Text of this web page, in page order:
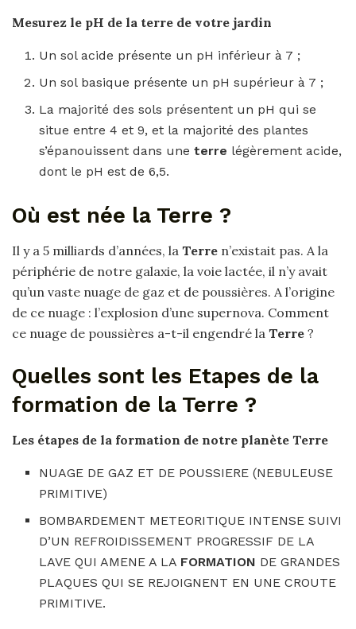
Mesurez le pH de la terre de votre jardin
Un sol acide présente un pH inférieur à 7 ;
Un sol basique présente un pH supérieur à 7 ;
La majorité des sols présentent un pH qui se
situe entre 4 et 9, et la majorité des plantes
s’épanouissent dans uneterre légèrement acide,
dont le pH est de 6,5.
Où est née la Terre ?
Il y a 5 milliards d’années, la Terre n’existait pas. A la
périphérie de notre galaxie, la voie lactée, il n’y avait
qu’un vaste nuage de gaz et de poussières. A l’origine
de ce nuage : l’explosion d’une supernova. Comment
ce nuage de poussières a-t-il engendré la Terre ?
Quelles sont les Etapes de la
formation de la Terre ?
Les étapes de la formation de notre planète Terre
NUAGE DE GAZ ET DE POUSSIERE (NEBULEUSE
PRIMITIVE)
BOMBARDEMENT METEORITIQUE INTENSE SUIVI
D’UN REFROIDISSEMENT PROGRESSIF DE LA
LAVE QUI AMENE A LA FORMATION DE GRANDES
PLAQUES QUI SE REJOIGNENT EN UNE CROUTE
PRIMITIVE.